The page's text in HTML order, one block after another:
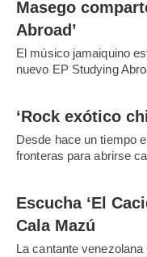
Masego
Abroad’
El músico jamaiquino
nuevo EP Studying
‘Rock exótico
Desde hace un tiempo
fronteras para abrirse
Escucha ‘El
Cala Mazú
La cantante